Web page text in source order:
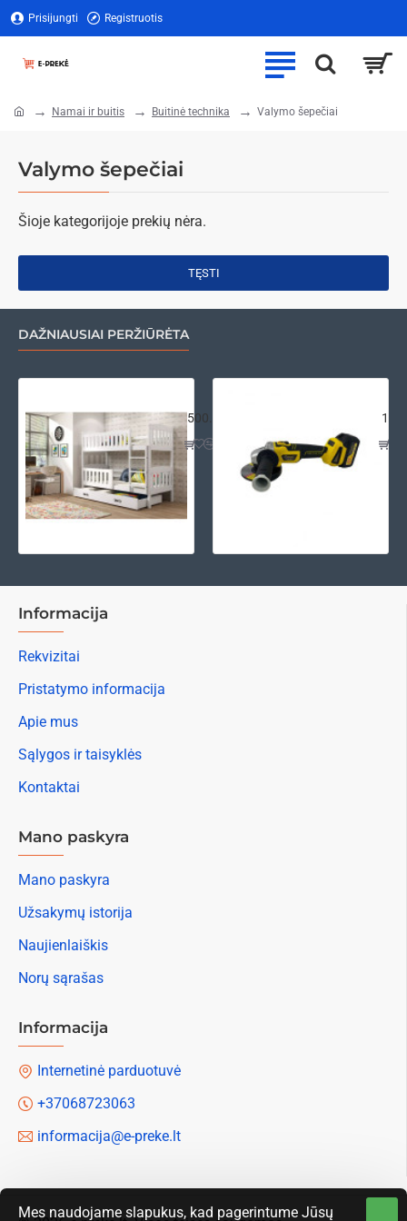
Mes naudojame slapukus, kad pagerintume Jūsų
Prisijungti Registruotis
Valymo šepečiai
Namai ir buitis Buitinė technika Valymo šepečiai
Šioje kategorijoje prekių nėra.
TĘSTI
DAŽNIAUSIAI PERŽIŪRĖTA
500.00€
Informacija
Rekvizitai
Pristatymo informacija
Apie mus
Sąlygos ir taisyklės
Kontaktai
Mano paskyra
Mano paskyra
Užsakymų istorija
Naujienlaiškis
Norų sąrašas
Informacija
Internetinė parduotuvė
+37068723063
informacija@e-preke.lt